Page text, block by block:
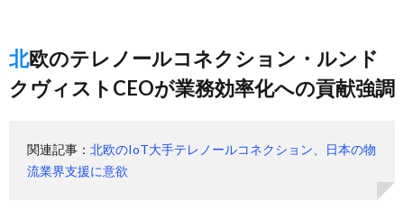
北欧のテレノールコネクション・ルンド
クヴィストCEOが業務効率化への貢献強調
関連記事： 北欧のIoT大手テレノールコネクション、日本の物
流業界支援に意欲